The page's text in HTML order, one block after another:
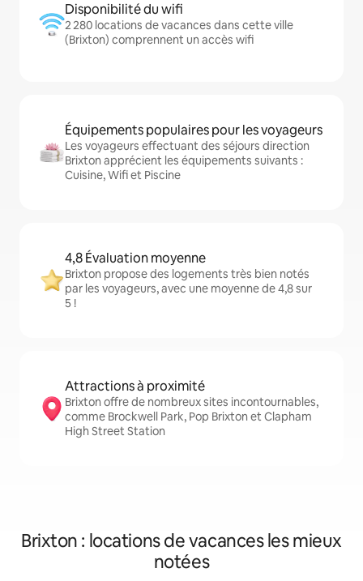
Disponibilité du wifi
2 280 locations de vacances dans cette ville
(Brixton) comprennent un accès wifi
Équipements populaires pour les voyageurs
Les voyageurs effectuant des séjours direction
Brixton apprécient les équipements suivants :
Cuisine, Wifi et Piscine
4,8 Évaluation moyenne
Brixton propose des logements très bien notés
par les voyageurs, avec une moyenne de 4,8 sur
5 !
Attractions à proximité
Brixton offre de nombreux sites incontournables,
comme Brockwell Park, Pop Brixton et Clapham
High Street Station
Brixton : locations de vacances les mieux
notées